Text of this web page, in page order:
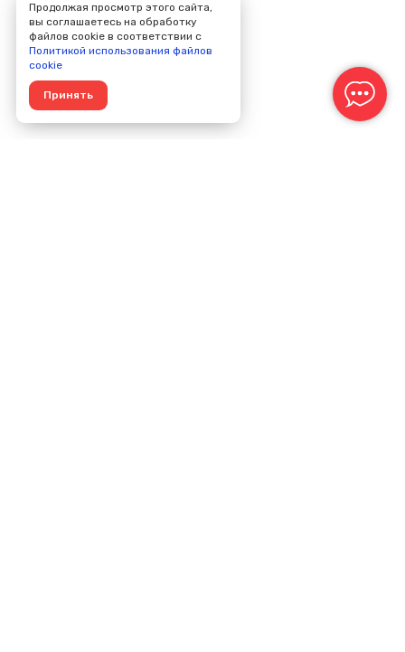
Продолжая просмотр этого сайта,
вы соглашаетесь на обработку
файлов cookie в соответствии с
Политикой использования файлов
cookie
Принять